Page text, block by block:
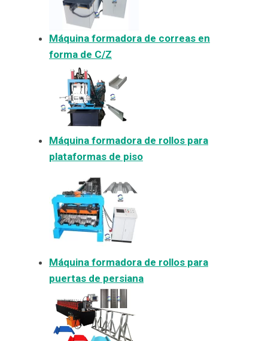
Máquina formadora de correas en
forma de C/Z
Máquina formadora de rollos para
plataformas de piso
Máquina formadora de rollos para
puertas de persiana